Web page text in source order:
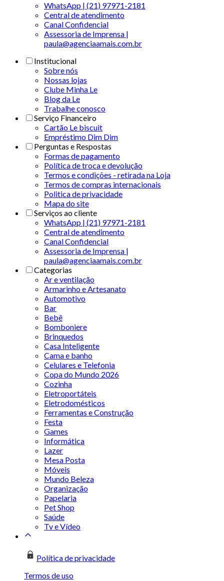
WhatsApp | (21) 97971-2181
Central de atendimento
Canal Confidencial
Assessoria de Imprensa |
paula@agenciaamais.com.br
Institucional
Sobre nós
Nossas lojas
Clube Minha Le
Blog da Le
Trabalhe conosco
Serviço Financeiro
Cartão Le biscuit
Empréstimo Dim Dim
Perguntas e Respostas
Formas de pagamento
Política de troca e devolução
Termos e condições - retirada na Loja
Termos de compras internacionais
Politica de privacidade
Mapa do site
Serviços ao cliente
WhatsApp | (21) 97971-2181
Central de atendimento
Canal Confidencial
Assessoria de Imprensa |
paula@agenciaamais.com.br
Categorias
Ar e ventilação
Armarinho e Artesanato
Automotivo
Bar
Bebê
Bomboniere
Brinquedos
Casa Inteligente
Cama e banho
Celulares e Telefonia
Copa do Mundo 2026
Cozinha
Eletroportáteis
Eletrodomésticos
Ferramentas e Construção
Festa
Games
Informática
Lazer
Mesa Posta
Móveis
Mundo Beleza
Organização
Papelaria
Pet Shop
Saúde
Tv e Vídeo
Política de privacidade
Termos de uso